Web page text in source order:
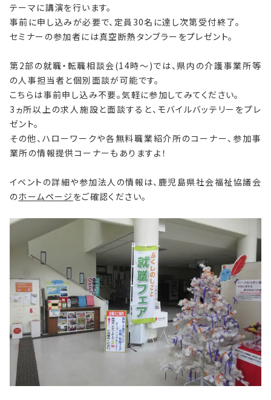
テーマに講演を行います。
事前に申し込みが必要で、定員30名に達し次第受付終了。
セミナーの参加者には真空断熱タンブラーをプレゼント。
第2部の就職・転職相談会(14時〜)では、県内の介護事業所等
の人事担当者と個別面談が可能です。
こちらは事前申し込み不要。気軽に参加してみてください。
3ヵ所以上の求人施設と面談すると、モバイルバッテリーをプレ
ゼント。
その他、ハローワークや各無料職業紹介所のコーナー、参加事
業所の情報提供コーナーもありますよ！
イベントの詳細や参加法人の情報は、鹿児島県社会福祉協議会
のホームページ をご確認ください。